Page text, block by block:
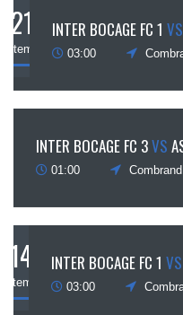
21 INTER BOCAGE FC 1 VS
03:00
INTER BOCAGE FC 3VS
01:00 Combrand
14 INTER BOCAGE FC 1 VS
03:00